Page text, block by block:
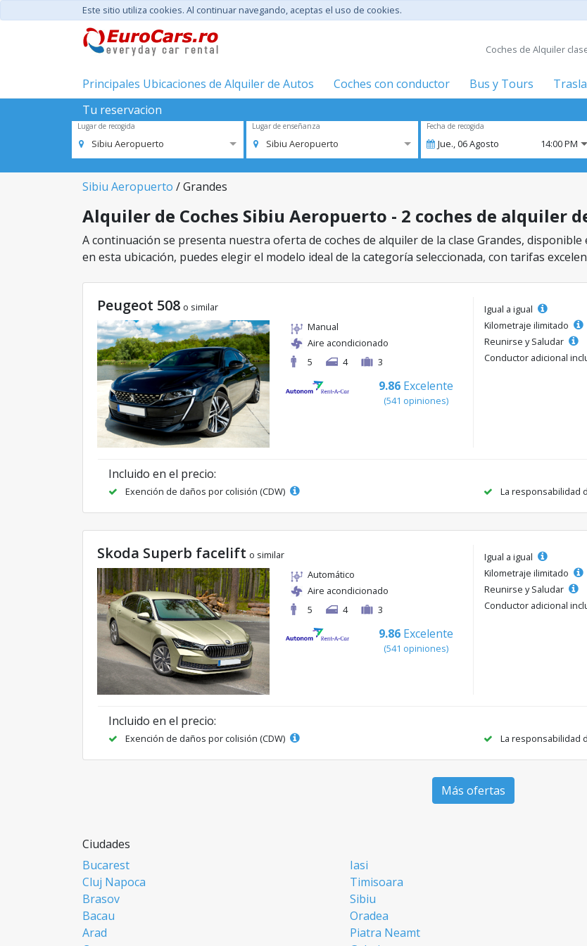
Este sitio utiliza cookies. Al continuar navegando, aceptas el uso de cookies.
Coches de Alquiler
Principales Ubicaciones de Alquiler de Autos Coches con conductor Bus y Tours
Tu reservacion
Lugar de recogida
Sibiu Aeropuerto
Lugar de enseñanza
Sibiu Aeropuerto
Fecha de recogida
Jue.,06Agosto 14:00 PM
Sibiu Aeropuerto / Grandes
Alquiler de Coches Sibiu Aeropuerto - 2 coches de alquiler
A continuación se presenta nuestra oferta de coches de alquiler de la clase Grandes,
en esta ubicación, puedes elegir el modelo ideal de la categoría seleccionada, con tarifas
Peugeot 508 o similar
Manual
Aire acondicionado
5
4 3
9.86 Excelente
(541 opiniones)
Igual a igual
Kilometraje ilimitado
Reunirse y Saludar
Conductor adicional
Incluido en el precio:
Exención de daños por colisión (CDW) La responsabilidad
Skoda Superb facelift o similar
Automático
Aire acondicionado
5
4 3
9.86 Excelente
(541 opiniones)
Igual a igual
Kilometraje ilimitado
Reunirse y Saludar
Conductor adicional
Incluido en el precio:
Exención de daños por colisión (CDW) La responsabilidad
Más ofertas
Ciudades
Bucarest
Iasi
Cluj Napoca
Timisoara
Brasov
Sibiu
Bacau
Oradea
Arad
Piatra Neamt